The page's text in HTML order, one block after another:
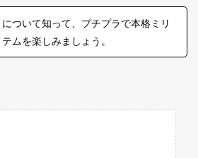
について知って、プチプラで本格ミリ
ムを楽しみましょう。